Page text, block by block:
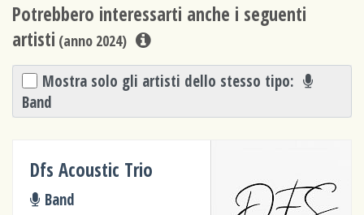
Potrebbero interessarti anche i seguenti
artisti (anno 2024)
Mostra solo gli artisti dello stesso tipo:
Band
Dfs Acoustic Trio
Band